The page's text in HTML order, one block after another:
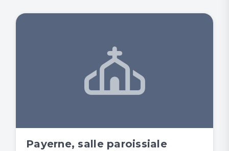
Payerne, salle paroissiale